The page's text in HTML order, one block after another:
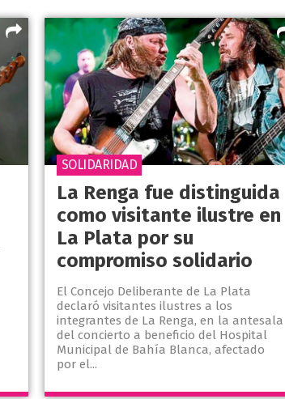
La Renga fue distinguida
como visitante ilustre en
La Plata por su
compromiso solidario
El Concejo Deliberante de La Plata
declaró visitantes ilustres a los
integrantes de La Renga, en la antesala
del concierto a beneficio del Hospital
Municipal de Bahía Blanca, afectado
por el...
SOLIDARIDAD